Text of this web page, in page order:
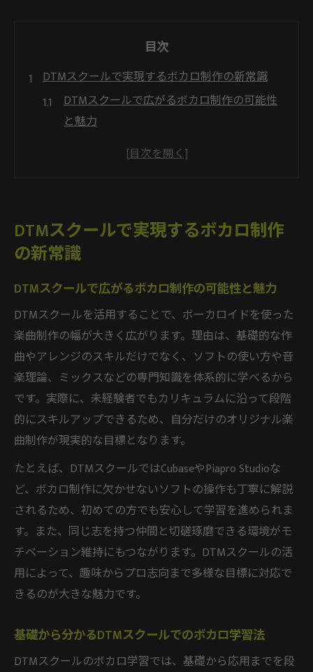
目次
DTMスクールで実現するボカロ制作の新常識
DTMスクールで広がるボカロ制作の可能性
と魅力
基礎から分かるDTMスクールでのボカロ学
ボーカロイド活用の最新トレンドをDTMス
クールで掴む
DTMスクール講師による実践的なボカロ指
導の強み
ボーカロイド学習ならDTMスクールが効率的
初心者も安心のDTMスクールによるボーカ
ロイド指導法
DTMスクールで効率良く学ぶボーカロイド
制作の流れ
DTMスクール活用で叶える自分だけのボカ
ロ楽曲作り
現役クリエイターが教えるDTMスクールの
実践力
DTMスクールのカリキュラムで見るボーカ
ロイド学習の進化
プロ志向へ導くDTMスクールの魅力とは
プロを目指すならDTMスクールで学ぶべき
実践重視のDTMスクールで得られる制作ノ
ウハウ
DTMスクールで実現するボカロ制作
の新常識
DTMスクールで広がるボカロ制作の可能性と魅力
DTMスクールを活用することで、ボーカロイドを使った
楽曲制作の幅が大きく広がります。理由は、基礎的な作
曲やアレンジのスキルだけでなく、ソフトの使い方や音
楽理論、ミックスなどの専門知識を体系的に学べるから
です。実際に、未経験者でもカリキュラムに沿って段階
的にスキルアップできるため、自分だけのオリジナル楽
曲制作が現実的な目標となります。
たとえば、DTMスクールではCubaseやPiapro Studioな
ど、ボカロ制作に欠かせないソフトの操作も丁寧に解説
されるため、初めての方でも安心して学習を進められま
す。また、同じ志を持つ仲間と切磋琢磨できる環境がモ
チベーション維持にもつながります。DTMスクールの活
用によって、趣味からプロ志向まで多様な目標に対応で
きるのが大きな魅力です。
基礎から分かるDTMスクールでのボカロ学習法
DTMスクールのボカロ学習では、基礎から応用までを段